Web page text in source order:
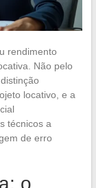
rendimento
Não pelo
locativo, e a
técnicos a
de erro
o